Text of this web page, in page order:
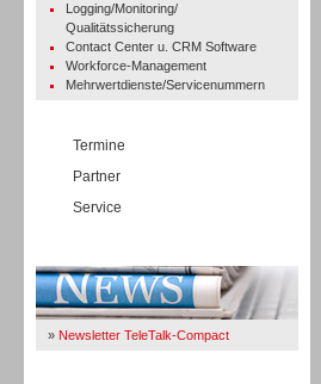
Logging/Monitoring/
Qualitätssicherung
Contact Center u. CRM Software
Workforce-Management
Mehrwertdienste/Servicenummern
Termine
Partner
Service
» Newsletter TeleTalk-Compact